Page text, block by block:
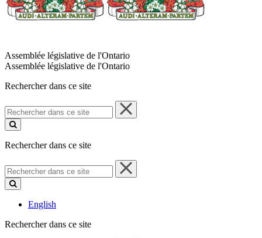
Assemblée législative de l'Ontario
Assemblée législative de l'Ontario
Rechercher dans ce site
Rechercher
dans
ce
Rechercher dans ce site
Rechercher
dans
ce
English
Rechercher dans ce site